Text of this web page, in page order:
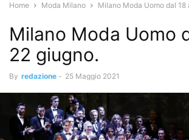
Home Moda Milano Milano Moda Uomo dal 18
Milano Moda Uomo
22 giugno.
By redazione - 25 Maggio 2021